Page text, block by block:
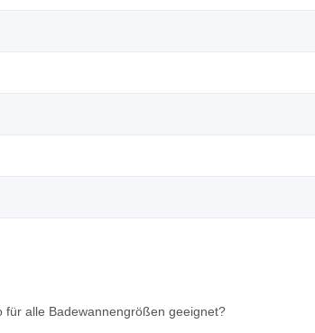
für alle Badewannengrößen geeignet?